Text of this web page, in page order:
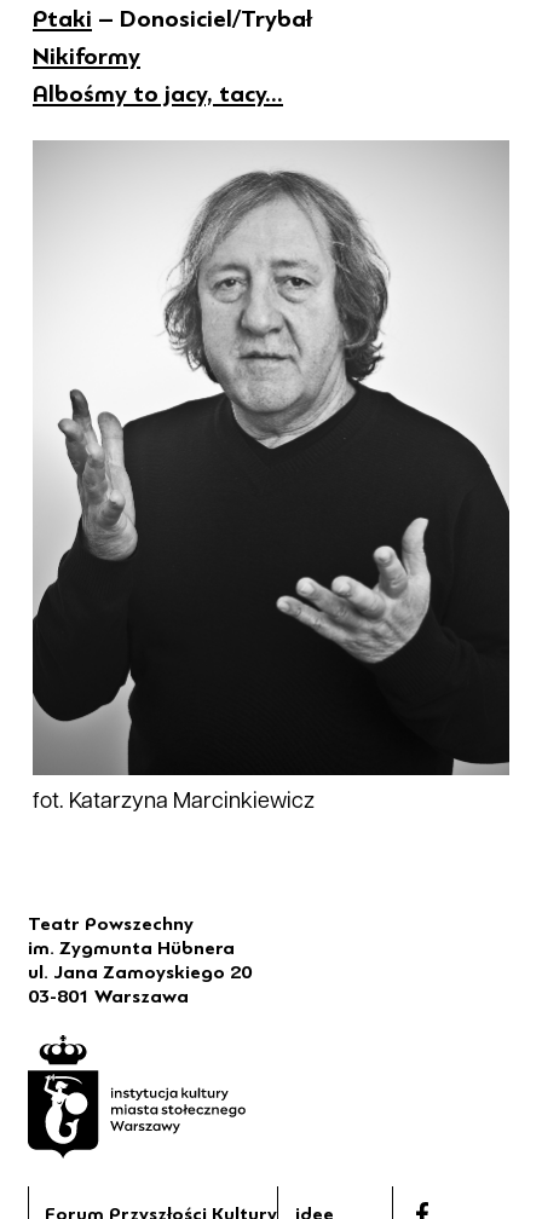
Ptaki – Donosiciel/Trybał
Nikiformy
Albośmy to jacy, tacy...
fot. Katarzyna Marcinkiewicz
Teatr Powszechny
im. Zygmunta Hübnera
ul. Jana Zamoyskiego 20
03-801 Warszawa